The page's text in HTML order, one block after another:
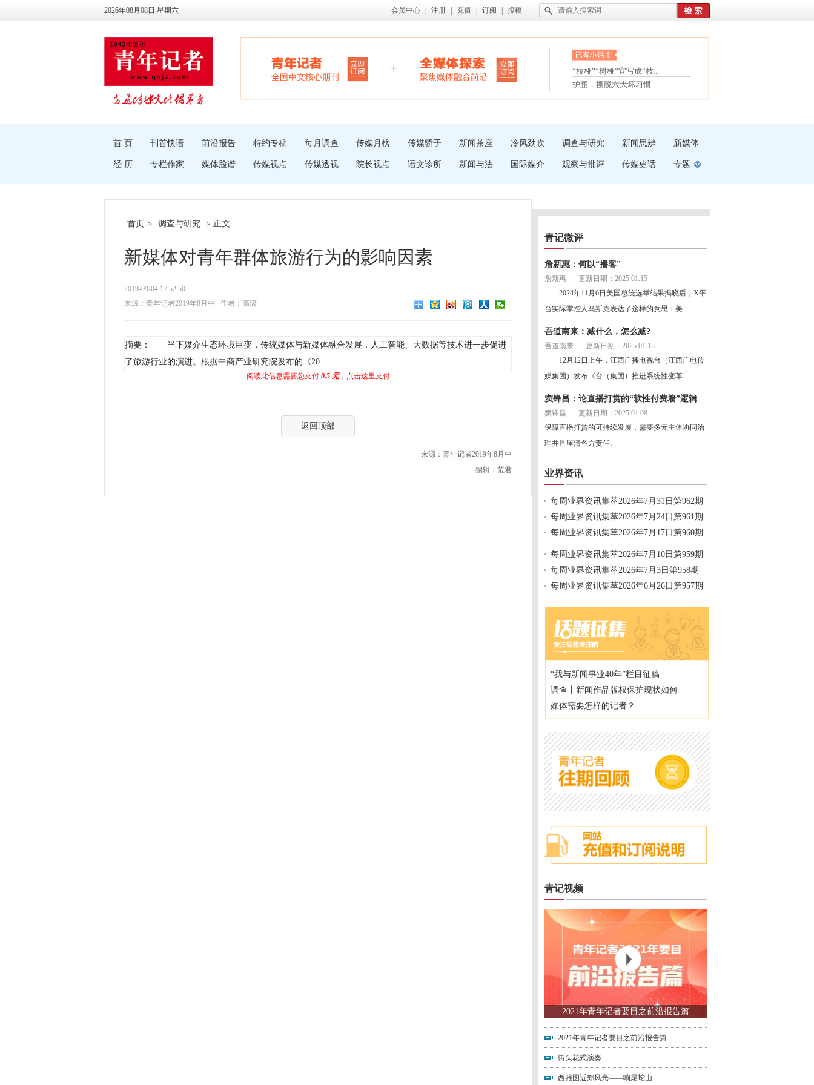
2026年08月08日 星期六 会员中心 注册 充值 订阅 投稿
眼白变红或是结膜下出血
“枝桠”“树桠”宜写成“枝...
夏天缓解疲劳有三招
护腰，摆脱六大坏习惯
受伤了冰敷还是热敷
首 页 刊首快语 前沿报告 特约专稿 每月调查 传媒月榜 传媒骄子 新闻茶座 冷风劲吹 调查与研究 新闻思辨 新媒体
经 历 专栏作家 媒体脸谱 传媒视点 传媒透视 院长视点 语文诊所 新闻与法 国际媒介 观察与批评 传媒史话 专题
首页 > 调查与研究 > 正文
新媒体对青年群体旅游行为的影响因素
2019-09-04 17:52:50
来源：青年记者2019年8月中
作者：高潇
摘要： 当下媒介生态环境巨变，传统媒体与新媒体融合发展，人工智能、大数据等技术进一步促进
了旅游行业的演进。根据中商产业研究院发布的《20
阅读此信息需要您支付 0.5 元，点击这里支付
返回顶部
来源：青年记者2019年8月中
编辑：范君
青记微评
詹新惠：何以“播客”
詹新惠
更新日期：2025.01.15
2024年11月6日美国总统选举结果揭晓后，X平
台实际掌控人马斯克表达了这样的意思：美...
吾道南来：减什么，怎么减?
吾道南来
更新日期：2025.01.15
12月12日上午，江西广播电视台（江西广电传
媒集团）发布《台（集团）推进系统性变革...
窦锋昌：论直播打赏的“软性付费墙”逻辑
窦锋昌
更新日期：2025.01.08
保障直播打赏的可持续发展，需要多元主体协同治
理并且厘清各方责任。
业界资讯
每周业界资讯集萃2026年7月31日第962期
每周业界资讯集萃2026年7月24日第961期
每周业界资讯集萃2026年7月17日第960期
每周业界资讯集萃2026年7月10日第959期
每周业界资讯集萃2026年7月3日第958期
每周业界资讯集萃2026年6月26日第957期
“我与新闻事业40年”栏目征稿
调查丨新闻作品版权保护现状如何
媒体需要怎样的记者？
青记视频
2021年青年记者要目之前沿报告篇
2021年青年记者要目之前沿报告篇
街头花式演奏
西雅图近郊风光——响尾蛇山